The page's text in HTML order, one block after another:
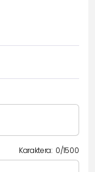
Karaktera: 0/1500